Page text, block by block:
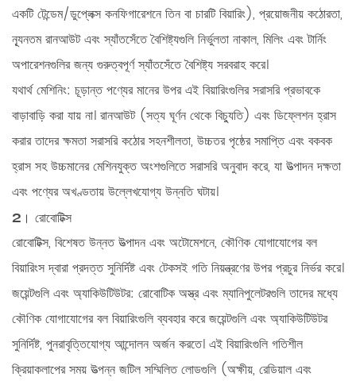
একটি টেন্ডেম/ডুপ্লেক্স কনফিগারেশনে তিন বা চারটি বিয়ারিং), প্রয়োজনীয় কঠোরতা,
ন্যূনতম রানআউট এবং স্যাঁতসেঁতে বৈশিষ্ট্যগুলি নির্ভুলতা নাকাল, মিলিং এবং টার্নিং
অপারেশনগুলির জন্য গুরুত্বপূর্ণ স্যাঁতসেঁতে বৈশিষ্ট্য সরবরাহ করে।
যথার্থ মেশিনিং: চূড়ান্ত পণ্যের মানের উপর এই বিয়ারিংগুলির সরাসরি প্রভাবকে
বাড়াবাড়ি করা যায় না। রানআউট (সত্য ঘূর্ণন থেকে বিচ্যুতি) এবং ডিফ্লেশন হ্রাস
করার তাদের ক্ষমতা সরাসরি কঠোর সহনশীলতা, উচ্চতর পৃষ্ঠের সমাপ্তি এবং বকবক
হ্রাস সহ উচ্চমানের মেশিনযুক্ত অংশগুলিতে সরাসরি অনুবাদ করে, যা উত্পাদন দক্ষতা
এবং পণ্যের অখণ্ডতায় উল্লেখযোগ্য উন্নতি ঘটায়।
2। রোবোটিক্স
রোবোটিক্স, বিশেষত উন্নত উত্পাদন এবং অটোমেশনে, কৌণিক যোগাযোগের বল
বিয়ারিংস দ্বারা প্রদত্ত সুনির্দিষ্ট এবং টেকসই গতি নিয়ন্ত্রণের উপর প্রচুর নির্ভর করে।
জয়েন্টগুলি এবং অ্যাকিউটিউটর: রোবোটিক অস্ত্র এবং ম্যানিপুলেটরগুলি তাদের মধ্যে
কৌণিক যোগাযোগের বল বিয়ারিংগুলি ব্যবহার করেজয়েন্টগুলি এবং অ্যাকিউটিউটর
সুনির্দিষ্ট, পুনরাবৃত্তিযোগ্য আন্দোলন অর্জন করতে। এই বিয়ারিংগুলি গতিশীল
ক্রিয়াকলাপের সময় উত্পন্ন জটিল সম্মিলিত লোডগুলি (অক্ষীয়, রেডিয়াল এবং